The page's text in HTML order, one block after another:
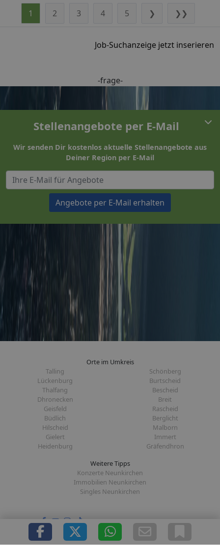
1 2 3 4 5 ❯ ❯❯
Job-Suchanzeige jetzt inserieren
-frage-
Stellenangebote per E-Mail
Wir senden Dir kostenlos aktuelle Stellenangebote aus
Deiner Region per E-Mail
Angebote per E-Mail erhalten
Orte im Umkreis
Talling
Schönberg
Lückenburg
Burtscheid
Thalfang
Bescheid
Dhronecken
Breit
Geisfeld
Rascheid
Büdlich
Berglicht
Hilscheid
Malborn
Gielert
Immert
Heidenburg
Gräfendhron
Weitere Tipps
Konzerte Neunkirchen
Immobilien Neunkirchen
Singles Neunkirchen